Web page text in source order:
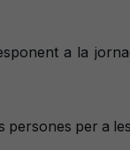
a la
persones per a